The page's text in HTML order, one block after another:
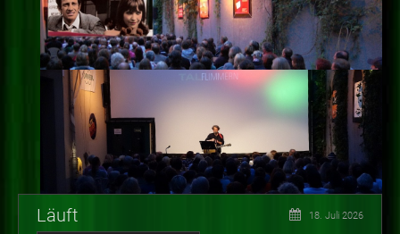
Läuft 18. Juli 2026